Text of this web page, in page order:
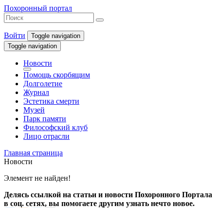
Похоронный портал
Войти
Toggle navigation
Toggle navigation
Новости
Помощь скорбящим
Долголетие
Журнал
Эстетика смерти
Музей
Парк памяти
Философский клуб
Лицо отрасли
Главная страница
Новости
Элемент не найден!
Делясь ссылкой на статьи и новости Похоронного Портала
в соц. сетях, вы помогаете другим узнать нечто новое.